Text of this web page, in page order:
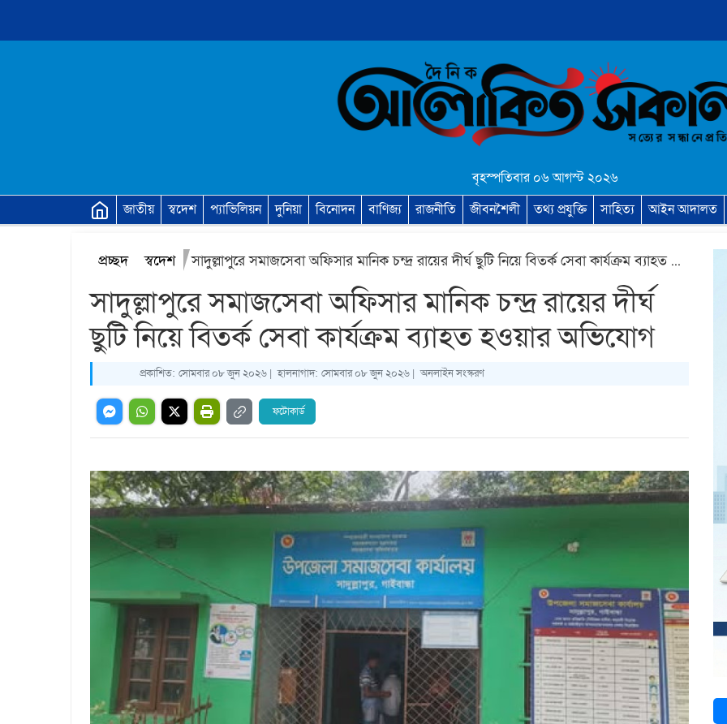
বৃহস্পতিবার ০৬ আগস্ট ২০২৬
জাতীয়
স্বদেশ প্যাভিলিয়ন দুনিয়া বিনোদন বাণিজ্য রাজনীতি জীবনশৈলী তথ্য প্রযুক্তি সাহিত্য আইন আদালত
প্রচ্ছদ স্বদেশ সাদুল্লাপুরে সমাজসেবা অফিসার মানিক চন্দ্র রায়ের দীর্ঘ ছুটি নিয়ে বিতর্ক সেবা কার্যক্রম ব্যাহত হওয়ার অভিযোগ
সাদুল্লাপুরে সমাজসেবা অফিসার মানিক চন্দ্র রায়ের দীর্ঘ
ছুটি নিয়ে বিতর্ক সেবা কার্যক্রম ব্যাহত হওয়ার অভিযোগ
প্রকাশিত: সোমবার ০৮ জুন ২০২৬ | হালনাগাদ: সোমবার ০৮ জুন ২০২৬ | অনলাইন সংস্করণ
ফটোকার্ড